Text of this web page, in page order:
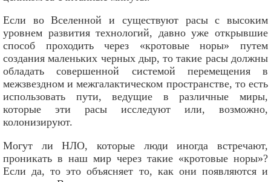
Если во Вселенной и существуют расы с высоким
уровнем развития технологий, давно уже открывшие
способ проходить через «кротовые норы» путем
создания маленьких черных дыр, то такие расы должны
обладать совершенной системой перемещения в
межзвездном и межгалактическом пространстве, то есть
использовать пути, ведущие в различные миры,
которые эти расы исследуют или, возможно,
колонизируют.
Могут ли НЛО, которые люди иногда встречают,
проникать в наш мир через такие «кротовые норы»?
Если да, то это объясняет то, как они появляются и